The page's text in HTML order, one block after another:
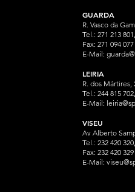
GUARDA
R. Vasco da
Tel.: 271 213
Fax: 271 094 077
E-Mail:
LEIRIA
R. dos Mártires,
Tel.: 244 815
E-Mail:
VISEU
Av Alberto
Tel.: 232 420
Fax: 232 420 329
E-Mail: